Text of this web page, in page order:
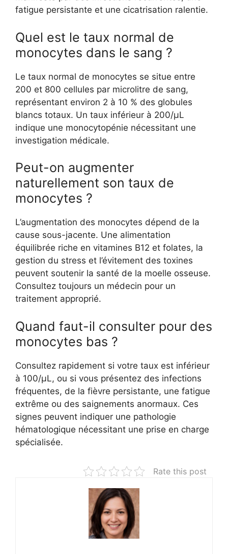
fatigue persistante et une cicatrisation ralentie.
Quel est le taux normal de
monocytes dans le sang ?
Le taux normal de monocytes se situe entre
200 et 800 cellules par microlitre de sang,
représentant environ 2 à 10 % des globules
blancs totaux. Un taux inférieur à 200/µL
indique une monocytopénie nécessitant une
investigation médicale.
Peut-on augmenter
naturellement son taux de
monocytes ?
L’augmentation des monocytes dépend de la
cause sous-jacente. Une alimentation
équilibrée riche en vitamines B12 et folates, la
gestion du stress et l’évitement des toxines
peuvent soutenir la santé de la moelle osseuse.
Consultez toujours un médecin pour un
traitement approprié.
Quand faut-il consulter pour des
monocytes bas ?
Consultez rapidement si votre taux est inférieur
à 100/µL, ou si vous présentez des infections
fréquentes, de la fièvre persistante, une fatigue
extrême ou des saignements anormaux. Ces
signes peuvent indiquer une pathologie
hématologique nécessitant une prise en charge
spécialisée.
Rate this post